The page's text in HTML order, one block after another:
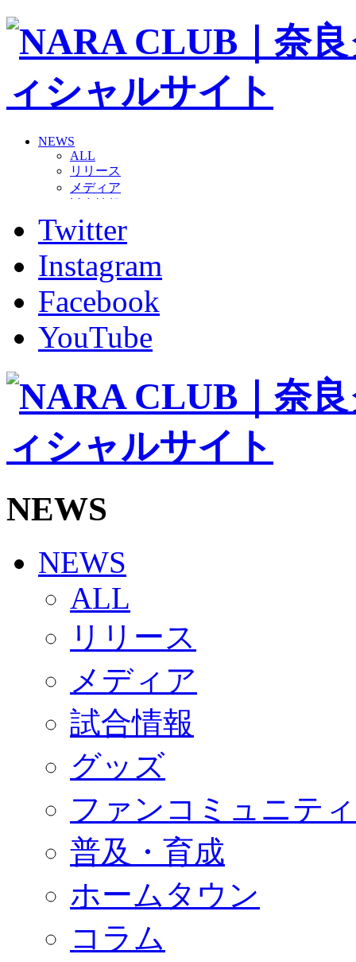
NEWS
ALL
リリース
メディア
グッズ
ファンコミュニティ
ホームタウン
コラム
その他
TEAM
2026/27トップチーム
2026/27トップチームスタッフ
バモス
チアダンススクール
ボランティアチーム「volundeer」
ビクトリーロード
HOMEGAME
観戦ルール＆マナー
Jリーグ運営管理規定
写真・動画使用ガイドライン
SCHEDULE
2026/27
練習見学時のファンサービスについて
TICKET
奈良クラブ明治安田J3リーグ2026/27シーズン試
奈良クラブ明治安田Ｊ3リーグ 2026/27シーズン「
観戦ルール＆マナー
2026/27ファンコミュニティ
サポートショップ
GOODS
オフィシャルストア（実店舗）
オンラインストア
ACADEMY
アカデミーについて
コーチ&スタッフ
ジュニア
ジュニアユース
ユース
練習拠点（ナラディーア）
SCHOOL
CLUB
パートナー募集
クラブ理念
Twitter
Instagram
Facebook
YouTube
NEWS
NEWS
ALL
リリース
メディア
試合情報
グッズ
ファンコミュニティ
普及・育成
ホームタウン
コラム